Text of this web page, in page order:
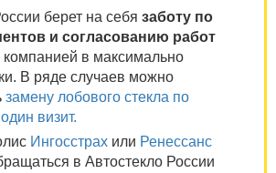
берет на себя заботу по
и согласованию работ
компанией в максимально
В ряде случаев можно
замену лобового стекла по
визит.
Ингосстрах или Ренессанс
в Автостекло России